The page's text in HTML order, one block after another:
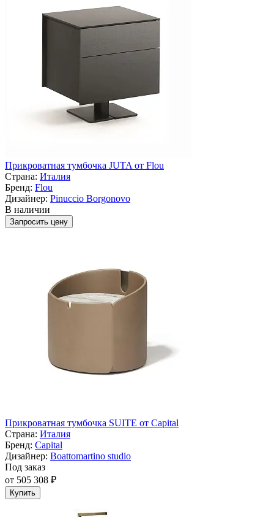
Прикроватная тумбочка JUTA от Flou
Страна: Италия
Бренд: Flou
Дизайнер: Pinuccio Borgonovo
В наличии
Запросить цену
Прикроватная тумбочка SUITE от Capital
Страна: Италия
Бренд: Capital
Дизайнер: Boattomartino studio
Под заказ
от 505 308 ₽
Купить